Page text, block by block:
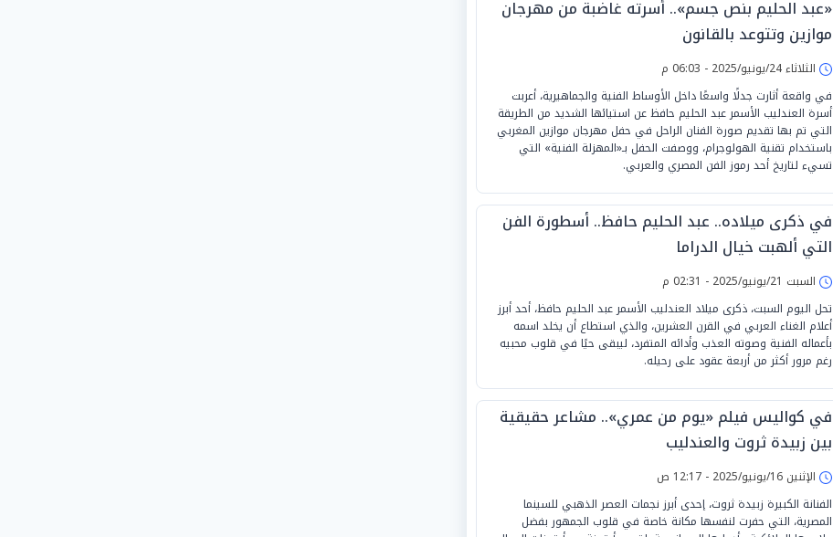
«عبد الحليم بنص جسم».. أسرته غاضبة من مهرجان
موازين وتتوعد بالقانون
الثلاثاء 24/يونيو/2025 - 06:03 م
في واقعة أثارت جدلًا واسعًا داخل الأوساط الفنية والجماهيرية، أعربت
أسرة العندليب الأسمر عبد الحليم حافظ عن استيائها الشديد من الطريقة
التي تم بها تقديم صورة الفنان الراحل في حفل مهرجان موازين المغربي
باستخدام تقنية الهولوجرام، ووصفت الحفل بـ«المهزلة الفنية» التي
تسيء لتاريخ أحد رموز الفن المصري والعربي.
في ذكرى ميلاده.. عبد الحليم حافظ.. أسطورة الفن
التي ألهبت خيال الدراما
السبت 21/يونيو/2025 - 02:31 م
تحل اليوم السبت، ذكرى ميلاد العندليب الأسمر عبد الحليم حافظ، أحد أبرز
أعلام الغناء العربي في القرن العشرين، والذي استطاع أن يخلد اسمه
بأعماله الفنية وصوته العذب وأدائه المتفرد، ليبقى حيًا في قلوب محبيه
رغم مرور أكثر من أربعة عقود على رحيله.
في كواليس فيلم «يوم من عمري».. مشاعر حقيقية
بين زبيدة ثروت والعندليب
الإثنين 16/يونيو/2025 - 12:17 ص
الفنانة الكبيرة زبيدة ثروت، إحدى أبرز نجمات العصر الذهبي للسينما
المصرية، التي حفرت لنفسها مكانة خاصة في قلوب الجمهور بفضل